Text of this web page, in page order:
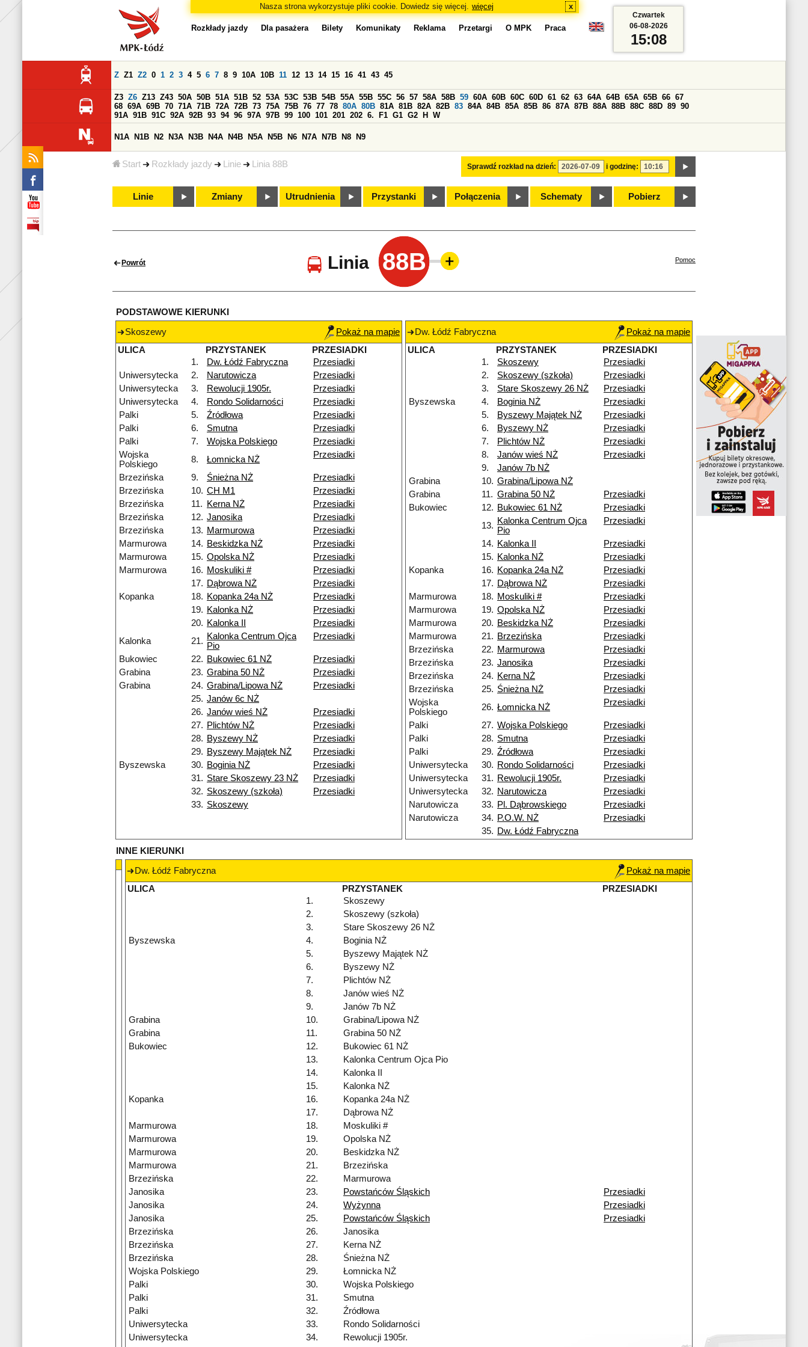
Nasza strona wykorzystuje pliki cookie. Dowiedz się więcej. więcej x
Start Rozkłady jazdy Linie Linia 88B
Rozkłady jazdy Dla pasażera Bilety Komunikaty Reklama Przetargi O MPK Praca
Sprawdź rozkład na dzień: i godzinę:
Z Z1 Z2 0 1 2 3 4 5 6 7 8 9 10A 10B 11 12 13 14 15 16 41 43 45
Z3 Z6 Z13 Z43 50A 50B 51A 51B 52 53A 53C 53B 54B 55A 55B 55C 56 57 58A 58B 59 60A 60B 60C 60D 61 62 63 64A 64B 65A 65B 66 67
68 69A 69B 70 71A 71B 72A 72B 73 75A 75B 76 77 78 80A 80B 81A 81B 82A 82B 83 84A 84B 85A 85B 86 87A 87B 88A 88B 88C 88D 89 90
91A 91B 91C 92A 92B 93 94 96 97A 97B 99 100 101 201 202 6. F1 G1 G2 H W
N1A N1B N2 N3A N3B N4A N4B N5A N5B N6 N7A N7B N8 N9
Linie Zmiany Utrudnienia Przystanki Połączenia Schematy Pobierz
Czwartek
06-08-2026
15:08
Powrót Linia 88B Pomoc
PODSTAWOWE KIERUNKI
Skoszewy
Pokaż na mapie
ULICA
PRZYSTANEK
PRZESIADKI
1.
Dw. Łódź Fabryczna
Przesiadki
Uniwersytecka
2. Narutowicza
Przesiadki
Uniwersytecka
3. Rewolucji 1905r.
Przesiadki
Uniwersytecka
4. Rondo Solidarności
Przesiadki
Palki
5. Źródłowa
Przesiadki
Palki
6. Smutna
Przesiadki
Palki
7. Wojska Polskiego
Przesiadki
Wojska
Polskiego
8. Łomnicka NŻ Przesiadki
Brzezińska 9. Śnieżna NŻ
Przesiadki
Brzezińska
10. CH M1
Przesiadki
Brzezińska
11. Kerna NŻ
Przesiadki
Brzezińska
12. Janosika
Przesiadki
Brzezińska
13. Marmurowa
Przesiadki
Marmurowa
14. Beskidzka NŻ
Przesiadki
Marmurowa
15. Opolska NŻ
Przesiadki
Marmurowa
16. Moskuliki #
Przesiadki
17. Dąbrowa NŻ
Przesiadki
Kopanka
18. Kopanka 24a NŻ
Przesiadki
19. Kalonka NŻ
Przesiadki
20. Kalonka II
Przesiadki
Kalonka
21. Kalonka Centrum Ojca
Pio
Przesiadki
Bukowiec 22. Bukowiec 61 NŻ
Przesiadki
Grabina
23. Grabina 50 NŻ
Przesiadki
Grabina
24. Grabina/Lipowa NŻ
Przesiadki
25. Janów 6c NŻ
26. Janów wieś NŻ
Przesiadki
27. Plichtów NŻ
Przesiadki
28. Byszewy NŻ
Przesiadki
29. Byszewy Majątek NŻ
Przesiadki
Byszewska
30. Boginia NŻ
Przesiadki
31. Stare Skoszewy 23 NŻ
Przesiadki
32. Skoszewy (szkoła)
Przesiadki
33. Skoszewy
Dw. Łódź Fabryczna
Pokaż na mapie
ULICA
PRZYSTANEK
PRZESIADKI
1.
Skoszewy
Przesiadki
2.
Skoszewy (szkoła)
Przesiadki
3.
Stare Skoszewy 26 NŻ
Przesiadki
Byszewska
4. Boginia NŻ
Przesiadki
5.
Byszewy Majątek NŻ
Przesiadki
6.
Byszewy NŻ
Przesiadki
7.
Plichtów NŻ
Przesiadki
8.
Janów wieś NŻ
Przesiadki
9.
Janów 7b NŻ
Grabina
10. Grabina/Lipowa NŻ
Grabina
11. Grabina 50 NŻ
Przesiadki
Bukowiec
12. Bukowiec 61 NŻ
Przesiadki
13. Kalonka Centrum Ojca
Pio
Przesiadki
14. Kalonka II
Przesiadki
15. Kalonka NŻ
Przesiadki
Kopanka
16. Kopanka 24a NŻ
Przesiadki
17. Dąbrowa NŻ
Przesiadki
Marmurowa
18. Moskuliki #
Przesiadki
Marmurowa
19. Opolska NŻ
Przesiadki
Marmurowa
20. Beskidzka NŻ
Przesiadki
Marmurowa
21. Brzezińska
Przesiadki
Brzezińska
22. Marmurowa
Przesiadki
Brzezińska
23. Janosika
Przesiadki
Brzezińska
24. Kerna NŻ
Przesiadki
Brzezińska
25. Śnieżna NŻ
Przesiadki
Wojska
Polskiego
26. Łomnicka NŻ Przesiadki
Palki 27. Wojska Polskiego
Przesiadki
Palki
28. Smutna
Przesiadki
Palki
29. Źródłowa
Przesiadki
Uniwersytecka
30. Rondo Solidarności
Przesiadki
Uniwersytecka
31. Rewolucji 1905r.
Przesiadki
Uniwersytecka
32. Narutowicza
Przesiadki
Narutowicza
33. Pl. Dąbrowskiego
Przesiadki
Narutowicza
34. P.O.W. NŻ
Przesiadki
35. Dw. Łódź Fabryczna
INNE KIERUNKI
Dw. Łódź Fabryczna
Pokaż na mapie
ULICA
PRZYSTANEK
PRZESIADKI
1.
Skoszewy
2.
Skoszewy (szkoła)
3.
Stare Skoszewy 26 NŻ
Byszewska
4.
Boginia NŻ
5.
Byszewy Majątek NŻ
6.
Byszewy NŻ
7.
Plichtów NŻ
8.
Janów wieś NŻ
9.
Janów 7b NŻ
Grabina
10.
Grabina/Lipowa NŻ
Grabina
11.
Grabina 50 NŻ
Bukowiec
12.
Bukowiec 61 NŻ
13.
Kalonka Centrum Ojca Pio
14.
Kalonka II
15.
Kalonka NŻ
Kopanka
16.
Kopanka 24a NŻ
17.
Dąbrowa NŻ
Marmurowa
18.
Moskuliki #
Marmurowa
19.
Opolska NŻ
Marmurowa
20.
Beskidzka NŻ
Marmurowa
21.
Brzezińska
Brzezińska
22.
Marmurowa
Janosika
23. Powstańców Śląskich
Przesiadki
Janosika
24. Wyżynna
Przesiadki
Janosika
25. Powstańców Śląskich
Przesiadki
Brzezińska
26.
Janosika
Brzezińska
27.
Kerna NŻ
Brzezińska
28.
Śnieżna NŻ
Wojska Polskiego
29.
Łomnicka NŻ
Palki
30.
Wojska Polskiego
Palki
31.
Smutna
Palki
32.
Źródłowa
Uniwersytecka
33.
Rondo Solidarności
Uniwersytecka
34.
Rewolucji 1905r.